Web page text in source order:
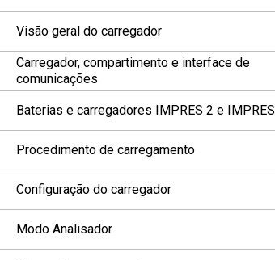
Visão geral do carregador
Carregador, compartimento e interface de
comunicações
Baterias e carregadores IMPRES 2 e IMPRES
Procedimento de carregamento
Configuração do carregador
Modo Analisador